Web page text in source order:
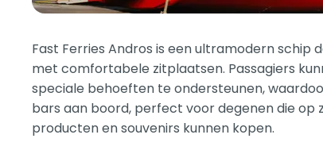
Fast Ferries Andros is een ultramodern
met comfortabele zitplaatsen. Passagiers
speciale behoeften te ondersteunen,
bars aan boord, perfect voor degenen die op
producten en souvenirs kunnen kopen.